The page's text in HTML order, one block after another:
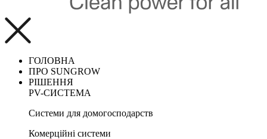
ГОЛОВНА
ПРО SUNGROW
РІШЕННЯ
PV-СИСТЕМА
Системи для домогосподарств
Комерційні системи